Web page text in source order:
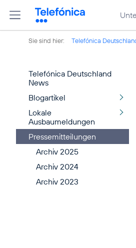
Sie sind hier: Telefónica
Telefónica Deutschland
News
Blogartikel
Lokale
Ausbaumeldungen
Pressemitteilungen
Archiv 2025
Archiv 2024
Archiv 2023